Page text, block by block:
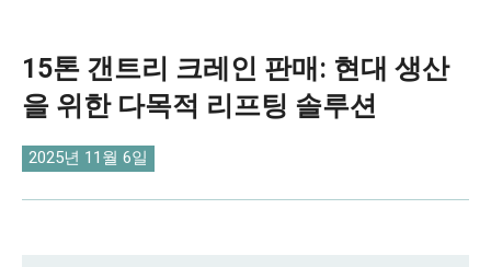
15톤 갠트리 크레인 판매: 현대 생산
을 위한 다목적 리프팅 솔루션
2025년 11월 6일
Kiswahili
Dansk
Norsk
O‘zbekcha